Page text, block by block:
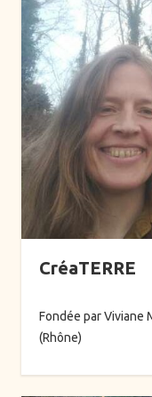
CréaTERRE
Fondée par Viviane
(Rhône)